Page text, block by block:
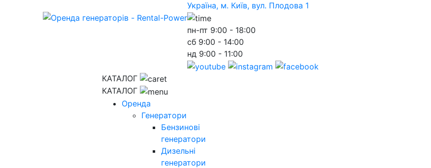
Україна, м. Київ, вул. Плодова 1
пн-пт 9:00 - 18:00
сб 9:00 - 14:00
нд 9:00 - 11:00
КАТАЛОГ
КАТАЛОГ
Оренда
Генератори
Бензинові
генератори
Дизельні
генератори